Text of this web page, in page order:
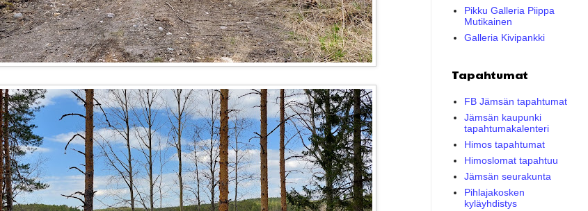
Pikku Galleria Piippa
Mutikainen
Galleria Kivipankki
Tapahtumat
FB Jämsän tapahtumat
Jämsän kaupunki
tapahtumakalenteri
Himos tapahtumat
Himoslomat tapahtuu
Jämsän seurakunta
Pihlajakosken
kyläyhdistys